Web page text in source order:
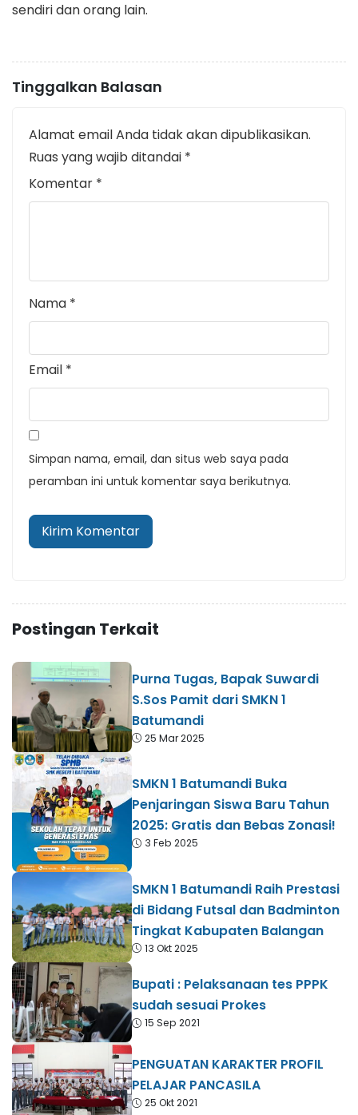
sendiri dan orang lain.
Tinggalkan Balasan
Alamat email Anda tidak akan dipublikasikan.
Ruas yang wajib ditandai *
Komentar *
Nama *
Email *
Simpan nama, email, dan situs web saya pada
peramban ini untuk komentar saya berikutnya.
Postingan Terkait
Purna Tugas, Bapak Suwardi
S.Sos Pamit dari SMKN 1
Batumandi
25 Mar 2025
SMKN 1 Batumandi Buka
Penjaringan Siswa Baru Tahun
2025: Gratis dan Bebas Zonasi!
3 Feb 2025
SMKN 1 Batumandi Raih Prestasi
di Bidang Futsal dan Badminton
Tingkat Kabupaten Balangan
13 Okt 2025
Bupati : Pelaksanaan tes PPPK
sudah sesuai Prokes
15 Sep 2021
PENGUATAN KARAKTER PROFIL
PELAJAR PANCASILA
25 Okt 2021